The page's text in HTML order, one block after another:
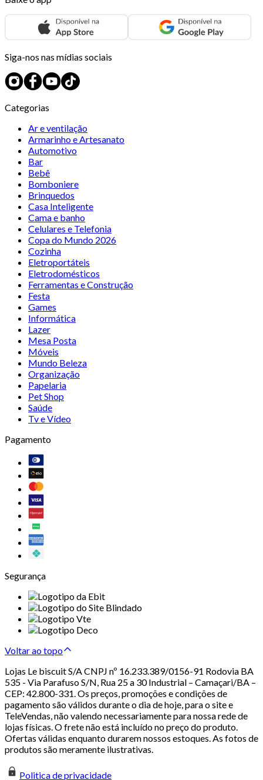
Siga-nos nas mídias sociais
Categorias
Ar e ventilação
Armarinho e Artesanato
Automotivo
Bar
Bebê
Bomboniere
Brinquedos
Casa Inteligente
Cama e banho
Celulares e Telefonia
Copa do Mundo 2026
Cozinha
Eletroportáteis
Eletrodomésticos
Ferramentas e Construção
Festa
Games
Informática
Lazer
Mesa Posta
Móveis
Mundo Beleza
Organização
Papelaria
Pet Shop
Saúde
Tv e Vídeo
Pagamento
Segurança
Voltar ao topo
Lojas Le biscuit S/A CNPJ nº 16.233.389/0156-91 Rodovia BA
535 - Via Parafuso S/N, Rua 25 a 30 Industrial – Camaçari/BA –
CEP: 42.800-331. Os preços, promoções e condições de
pagamento são válidos durante o dia de hoje, para o site e
TeleVendas, não valendo necessariamente para nossa rede de
lojas físicas. O frete não está incluído no preço do produto.
Ofertas válidas enquanto durarem nossos estoques. As fotos de
produtos são meramente ilustrativas.
Politica de privacidade